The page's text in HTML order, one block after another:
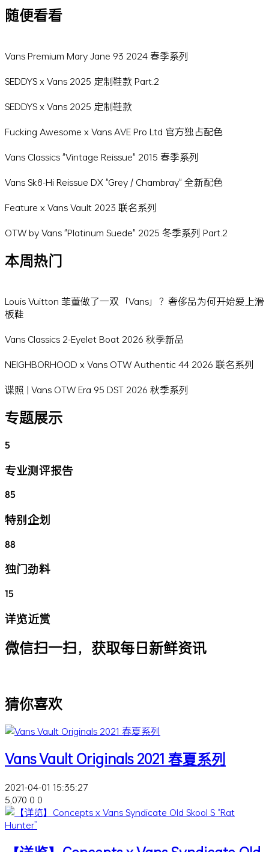
随便看看
Vans Premium Mary Jane 93 2024 春季系列
SEDDYS x Vans 2025 定制鞋款 Part.2
SEDDYS x Vans 2025 定制鞋款
Fucking Awesome x Vans AVE Pro Ltd 官方独占配色
Vans Classics "Vintage Reissue" 2015 春季系列
Vans Sk8-Hi Reissue DX "Grey / Chambray" 全新配色
Feature x Vans Vault 2023 联名系列
OTW by Vans "Platinum Suede" 2025 冬季系列 Part.2
本周热门
Louis Vuitton 菲董做了一双「Vans」？奢侈品为何开始爱上滑
板鞋
Vans Classics 2-Eyelet Boat 2026 秋季新品
NEIGHBORHOOD x Vans OTW Authentic 44 2026 联名系列
谍照 | Vans OTW Era 95 DST 2026 秋季系列
专题展示
5
专业测评报告
85
特别企划
88
独门劲料
15
详览近赏
微信扫一扫，获取每日新鲜资讯
猜你喜欢
Vans Vault Originals 2021 春夏系列
2021-04-01 15:35:27
5,070 0 0